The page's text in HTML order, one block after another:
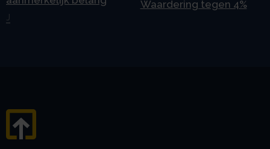
Waardering tegen 4%